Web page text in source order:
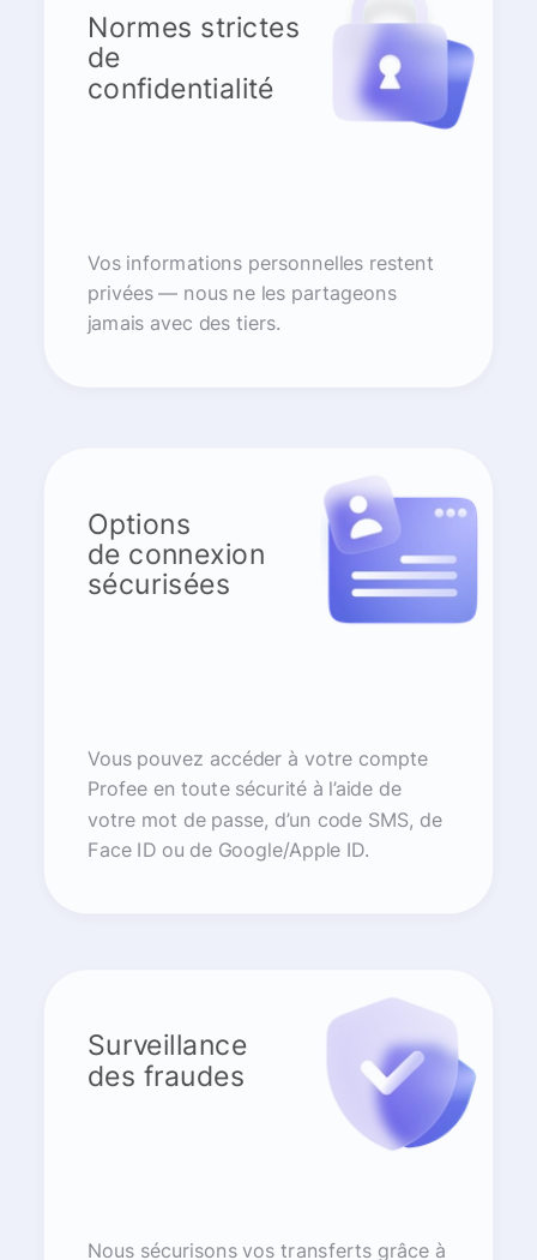
Normes strictes
de
confidentialité
Vos informations personnelles restent
privées — nous ne les partageons
jamais avec des tiers.
Options
de connexion
sécurisées
Vous pouvez accéder à votre compte
Profee en toute sécurité à l’aide de
votre mot de passe, d’un code SMS, de
Face ID ou de Google/Apple ID.
Surveillance
des fraudes
Nous sécurisons vos transferts grâce à